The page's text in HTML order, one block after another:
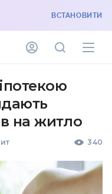
ВСТАНОВИТИ
на житло
340